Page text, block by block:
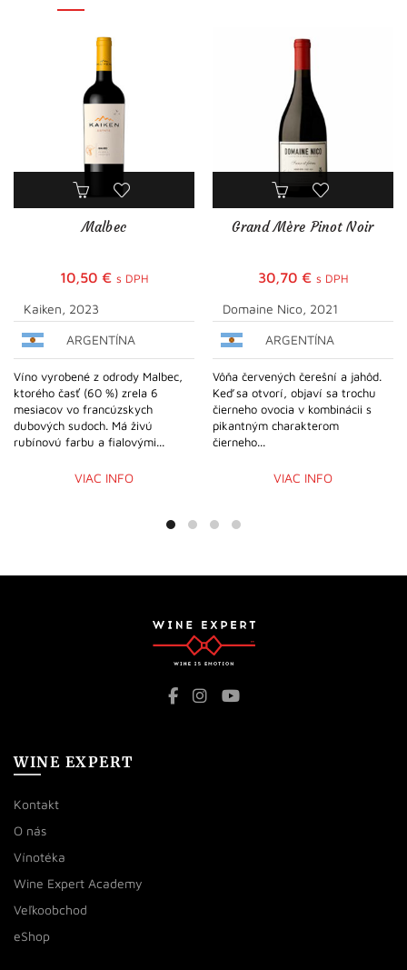
Malbec
10,50 € s DPH
Kaiken, 2023
ARGENTÍNA
Víno vyrobené z odrody Malbec,
ktorého časť (60 %) zrela 6
mesiacov vo francúzskych
dubových sudoch. Má živú
rubínovú farbu a fialovými...
VIAC INFO
Grand Mère Pinot Noir
30,70 € s DPH
Domaine Nico, 2021
ARGENTÍNA
Vôňa červených čerešní a jahôd.
Keď sa otvorí, objaví sa trochu
čierneho ovocia v kombinácii s
pikantným charakterom
čierneho...
VIAC INFO
WINE EXPERT
Kontakt
O nás
Vínotéka
Wine Expert Academy
Veľkoobchod
eShop